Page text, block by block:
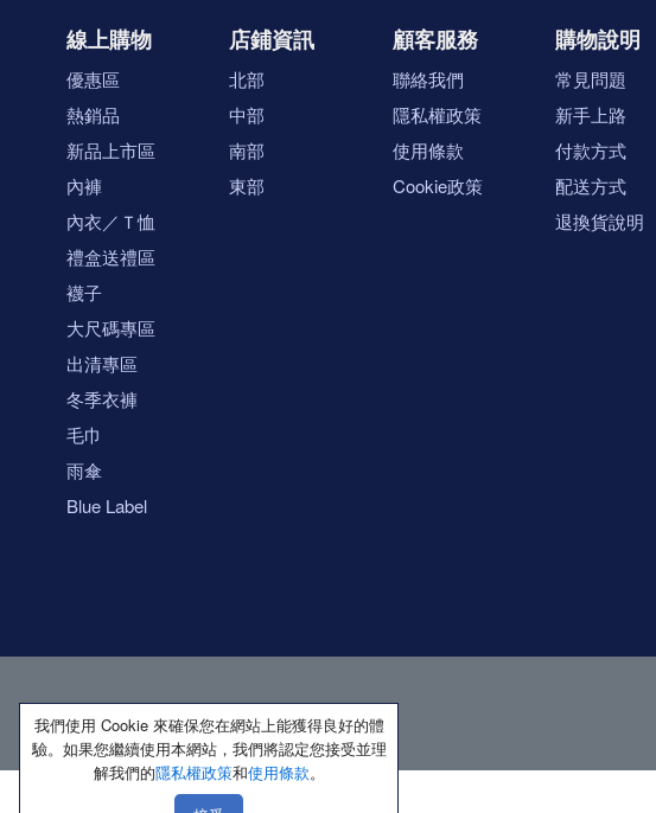
線上購物
優惠區
熱銷品
新品上市區
內褲
內衣／Ｔ恤
禮盒送禮區
襪子
大尺碼專區
出清專區
冬季衣褲
毛巾
雨傘
Blue Label
店鋪資訊
北部
中部
南部
東部
顧客服務
聯絡我們
隱私權政策
使用條款
Cookie政策
購物說明
常見問題
新手上路
付款方式
配送方式
退換貨說明
我們使用 Cookie 來確保您在網站上能獲得良好的體
驗。如果您繼續使用本網站，我們將認定您接受並理
解我們的隱私權政策和使用條款。